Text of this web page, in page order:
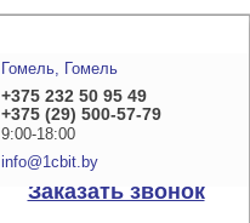
Гомель, Гомель
+375 232 50 95 49
+375 (29) 500-57-79
9:00-18:00
info@1cbit.by
Заказать звонок